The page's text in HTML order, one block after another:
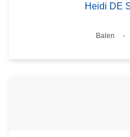
Heidi DE
Lieux
Balen